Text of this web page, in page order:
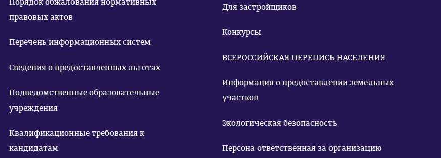
правовых актов
Перечень информационных систем
Сведения о предоставленных льготах
Подведомственные образовательные
учреждения
Квалификационные требования к
кандидатам
Для застройщиков
Конкурсы
ВСЕРОССИЙСКАЯ ПЕРЕПИСЬ НАСЕЛЕНИЯ
Информация о предоставлении земельных
участков
Экологическая безопасность
Персона ответственная за организацию